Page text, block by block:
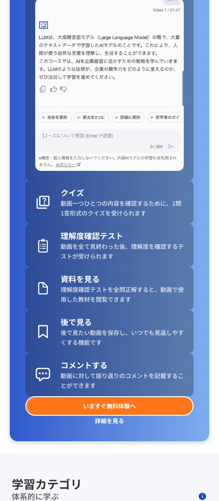
クイズ
動画一つひとつの内容を確認するために、1問
1答形式のクイズを受けられます
理解度確認テスト
動画を全て見終わった後、理解度を確認するテ
ストが受けられます
資料を見る
理解度確認テストを全問正解すると、動画で使
用した教材を閲覧できます
後で見る
後で見たい動画を保存し、いつでも見返しやす
くする機能です
コメントする
動画に対して振り返りのコメントを記載するこ
とができます
いますぐ無料体験へ
詳細を見る
学習カテゴリ
体系的に学ぶ